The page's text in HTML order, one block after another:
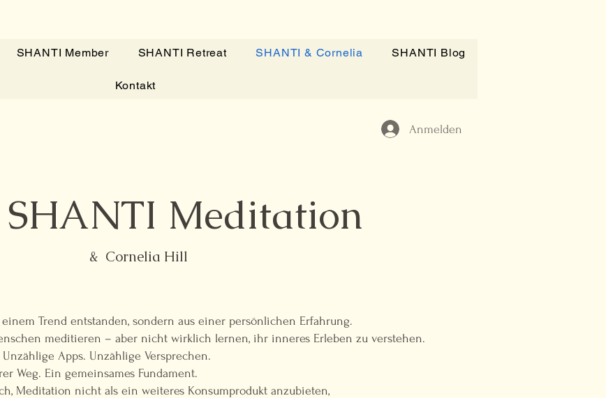
SHANTI Member SHANTI Retreat SHANTI & Cornelia SHANTI Blog
Kontakt
Anmelden
SHANTI Meditation
& Cornelia Hill
Trend entstanden, sondern aus einer persönlichen Erfahrung.
meditieren – aber nicht wirklich lernen, ihr inneres Erleben zu verstehen.
Apps. Unzählige Versprechen.
Weg. Ein gemeinsames Fundament.
Meditation nicht als ein weiteres Konsumprodukt anzubieten,